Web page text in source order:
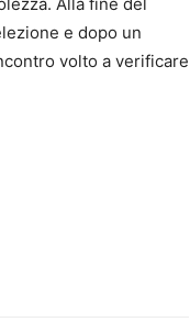
e dopo un
volto a verificare